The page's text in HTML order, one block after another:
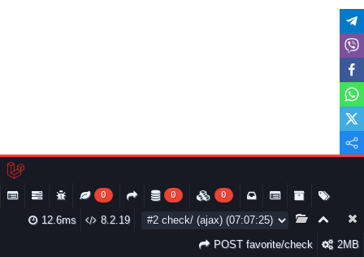
0 0 0
8.2.19
12.6ms
2MB
POST favorite/check